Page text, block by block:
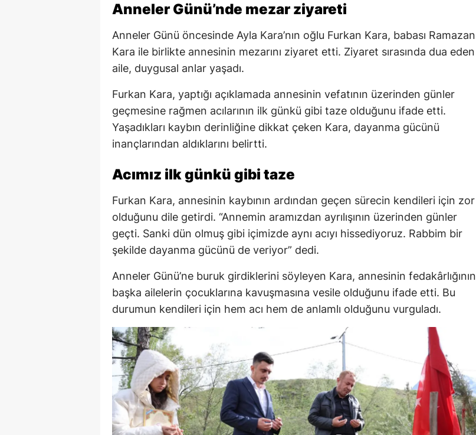
Anneler Günü’nde mezar ziyareti
Anneler Günü öncesinde Ayla Kara’nın oğlu Furkan Kara, babası Ramazan
Kara ile birlikte annesinin mezarını ziyaret etti. Ziyaret sırasında dua eden
aile, duygusal anlar yaşadı.
Furkan Kara, yaptığı açıklamada annesinin vefatının üzerinden günler
geçmesine rağmen acılarının ilk günkü gibi taze olduğunu ifade etti.
Yaşadıkları kaybın derinliğine dikkat çeken Kara, dayanma gücünü
inançlarından aldıklarını belirtti.
Acımız ilk günkü gibi taze
Furkan Kara, annesinin kaybının ardından geçen sürecin kendileri için zor
olduğunu dile getirdi. “Annemin aramızdan ayrılışının üzerinden günler
geçti. Sanki dün olmuş gibi içimizde aynı acıyı hissediyoruz. Rabbim bir
şekilde dayanma gücünü de veriyor” dedi.
Anneler Günü’ne buruk girdiklerini söyleyen Kara, annesinin fedakârlığının
başka ailelerin çocuklarına kavuşmasına vesile olduğunu ifade etti. Bu
durumun kendileri için hem acı hem de anlamlı olduğunu vurguladı.